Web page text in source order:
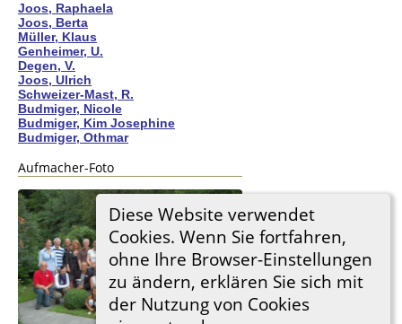
Diese Website verwendet
Cookies. Wenn Sie fortfahren,
ohne Ihre Browser-Einstellungen
zu ändern, erklären Sie sich mit
der Nutzung von Cookies
Joos, Raphaela
Joos, Berta
Müller, Klaus
Genheimer, U.
Degen, V.
Joos, Ulrich
Schweizer-Mast, R.
Budmiger, Nicole
Budmiger, Kim Josephine
Budmiger, Othmar
Aufmacher-Foto